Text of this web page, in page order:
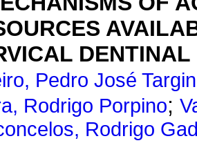
Pedro José
Rodrigo Porpino;
Rodrigo